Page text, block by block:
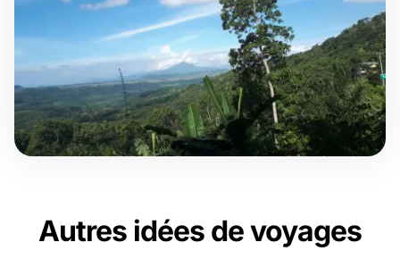
Autres idées de voyages